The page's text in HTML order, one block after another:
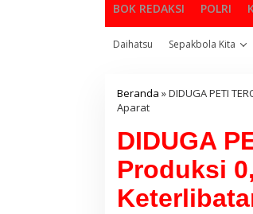
BOK REDAKSI POLRI
Daihatsu Sepakbola Kita
Beranda »DIDUGA PETI
Aparat
DIDUGA
Produksi